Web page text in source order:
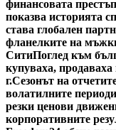
финансовата
показва историята
става глобален
фланелките на
СитиПоглед към
купуваха, продаваха
г.Сезонът на
волатилните
резки ценови
корпоративните